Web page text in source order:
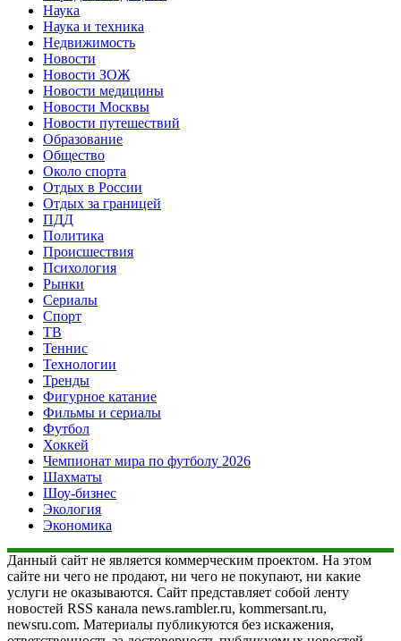
Наука
Наука и техника
Недвижимость
Новости
Новости ЗОЖ
Новости медицины
Новости Москвы
Новости путешествий
Образование
Общество
Около спорта
Отдых в России
Отдых за границей
ПДД
Политика
Происшествия
Психология
Рынки
Сериалы
Спорт
ТВ
Теннис
Технологии
Тренды
Фигурное катание
Фильмы и сериалы
Футбол
Хоккей
Чемпионат мира по футболу 2026
Шахматы
Шоу-бизнес
Экология
Экономика
Данный сайт не является коммерческим проектом. На этом
сайте ни чего не продают, ни чего не покупают, ни какие
услуги не оказываются. Сайт представляет собой ленту
новостей RSS канала news.rambler.ru, kommersant.ru,
newsru.com. Материалы публикуются без искажения,